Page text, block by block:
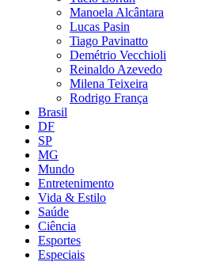
Manoela Alcântara
Lucas Pasin
Tiago Pavinatto
Demétrio Vecchioli
Reinaldo Azevedo
Milena Teixeira
Rodrigo França
Brasil
DF
SP
MG
Mundo
Entretenimento
Vida & Estilo
Saúde
Ciência
Esportes
Especiais